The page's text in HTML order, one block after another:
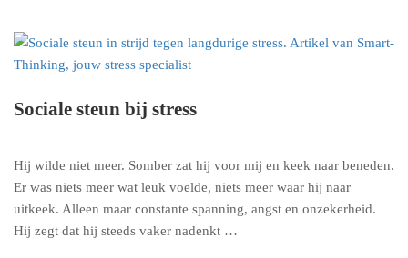
Sociale steun bij stress
Hij wilde niet meer. Somber zat hij voor mij en keek naar beneden.
Er was niets meer wat leuk voelde, niets meer waar hij naar
uitkeek. Alleen maar constante spanning, angst en onzekerheid.
Hij zegt dat hij steeds vaker nadenkt …